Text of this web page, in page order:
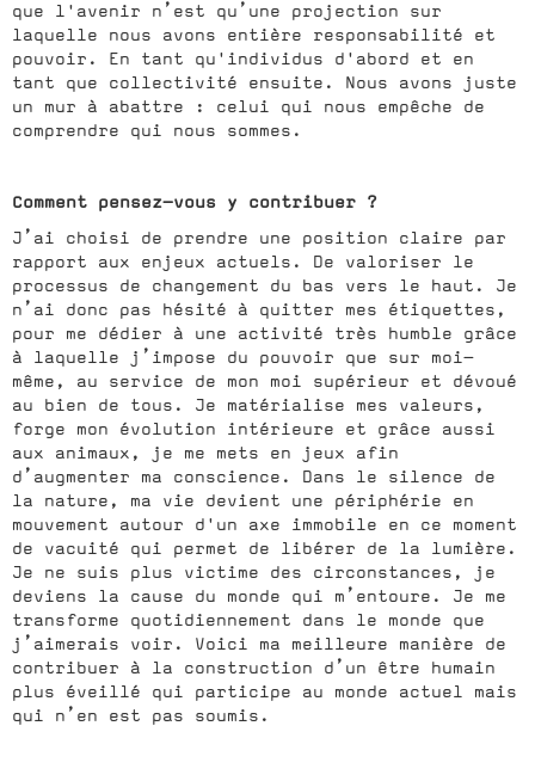
que l'avenir n’est qu’une projection sur
laquelle nous avons entière responsabilité et
pouvoir. En tant qu'individus d'abord et en
tant que collectivité ensuite. Nous avons juste
un mur à abattre : celui qui nous empêche de
comprendre qui nous sommes.
Comment pensez-vous y contribuer ?
J’ai choisi de prendre une position claire par
rapport aux enjeux actuels. De valoriser le
processus de changement du bas vers le haut. Je
n’ai donc pas hésité à quitter mes étiquettes,
pour me dédier à une activité très humble grâce
à laquelle j’impose du pouvoir que sur moi-
même, au service de mon moi supérieur et dévoué
au bien de tous. Je matérialise mes valeurs,
forge mon évolution intérieure et grâce aussi
aux animaux, je me mets en jeux afin
d’augmenter ma conscience. Dans le silence de
la nature, ma vie devient une périphérie en
mouvement autour d'un axe immobile en ce moment
de vacuité qui permet de libérer de la lumière.
Je ne suis plus victime des circonstances, je
deviens la cause du monde qui m’entoure. Je me
transforme quotidiennement dans le monde que
j’aimerais voir. Voici ma meilleure manière de
contribuer à la construction d’un être humain
plus éveillé qui participe au monde actuel mais
qui n’en est pas soumis.